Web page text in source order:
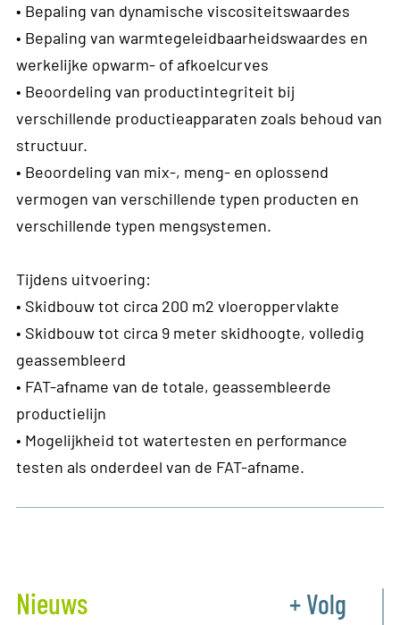
• Bepaling van dynamische viscositeitswaardes
• Bepaling van warmtegeleidbaarheidswaardes en
werkelijke opwarm- of afkoelcurves
• Beoordeling van productintegriteit bij
verschillende productieapparaten zoals behoud van
structuur.
• Beoordeling van mix-, meng- en oplossend
vermogen van verschillende typen producten en
verschillende typen mengsystemen.
Tijdens uitvoering:
• Skidbouw tot circa 200 m2 vloeroppervlakte
• Skidbouw tot circa 9 meter skidhoogte, volledig
geassembleerd
• FAT-afname van de totale, geassembleerde
productielijn
• Mogelijkheid tot watertesten en performance
testen als onderdeel van de FAT-afname.
Nieuws
+ Volg